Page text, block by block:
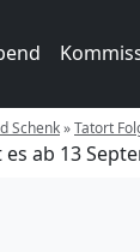
Schenk»Tatort
ab 13